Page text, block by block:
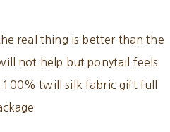
real thing is better than the
not help but ponytail feels
twill silk fabric gift full